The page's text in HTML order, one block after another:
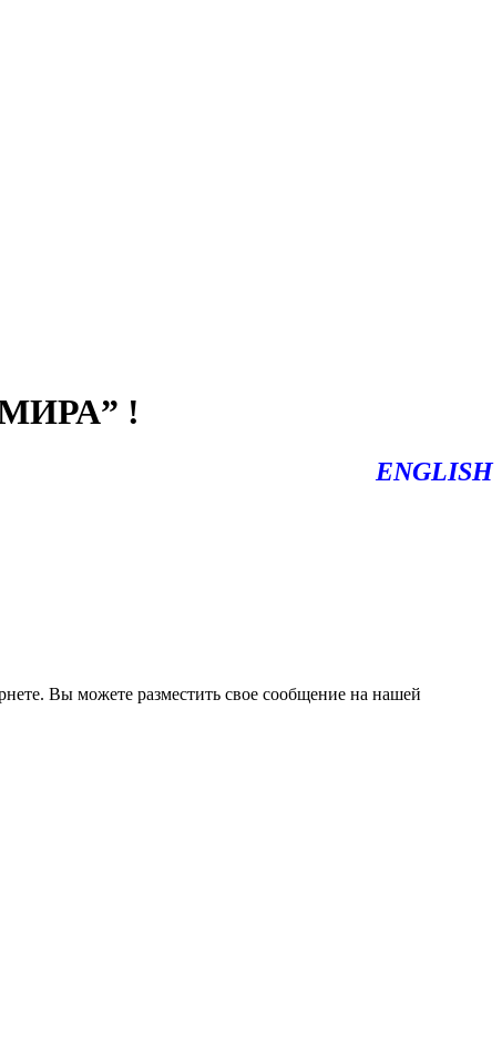
!
ENGLISH
Вы можете разместить свое сообщение на нашей